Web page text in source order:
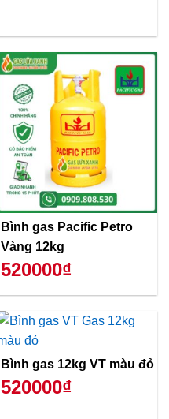
Bình gas Pacific Petro
Vàng 12kg
520000₫
Bình gas 12kg VT màu đỏ
520000₫